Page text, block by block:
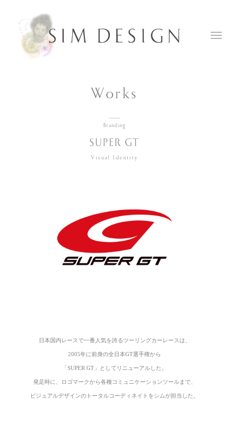
Works
Branding
SUPER GT
Visual Identity
日本国内レースで一番人気を誇るツーリングカーレースは、
2005年に前身の全日本GT選手権から
「SUPER GT」としてリニューアルした。
発足時に、ロゴマークから各種コミュニケーションツールまで、
ビジュアルデザインの トータルコーディネイトをシムが担当した。